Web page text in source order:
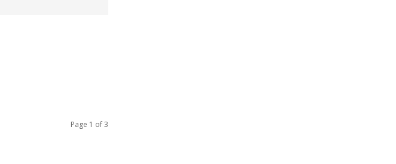
Page 1 of 3